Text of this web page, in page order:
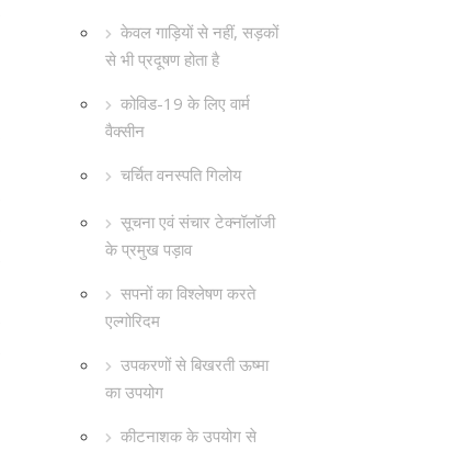
केवल गाड़ियों से नहीं, सड़कों
से भी प्रदूषण होता है
कोविड-19 के लिए वार्म
वैक्सीन
चर्चित वनस्पति गिलोय
सूचना एवं संचार टेक्नॉलॉजी
के प्रमुख पड़ाव
सपनों का विश्लेषण करते
एल्गोरिदम
उपकरणों से बिखरती ऊष्मा
का उपयोग
कीटनाशक के उपयोग से